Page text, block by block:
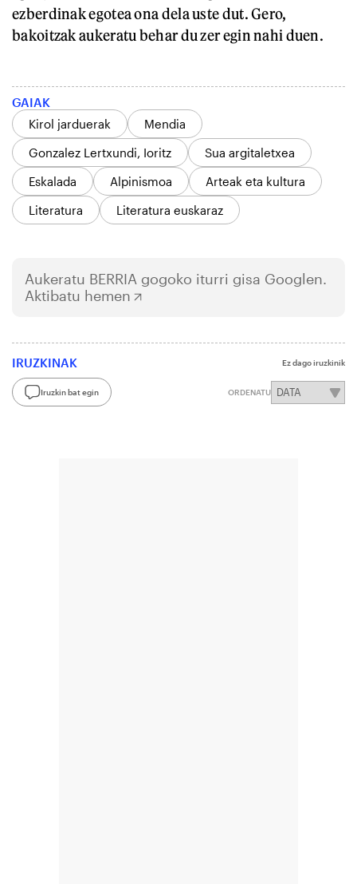
ezberdinak egotea ona dela uste dut. Gero,
bakoitzak aukeratu behar du zer egin nahi duen.
GAIAK
Kirol jarduerak
Mendia
Gonzalez Lertxundi, Ioritz
Sua argitaletxea
Eskalada
Alpinismoa
Arteak eta kultura
Literatura
Literatura euskaraz
Aukeratu BERRIA gogoko iturri gisa Googlen.
Aktibatu hemen
IRUZKINAK Ez dago iruzkinik
Iruzkin bat egin ORDENATU